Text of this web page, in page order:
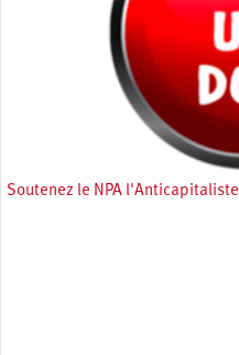
Soutenez le NPA l'Anticapitaliste